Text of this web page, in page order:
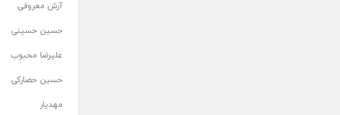
آرش معروفی
حسین حسینی
علیرضا محبوب
حسین حصارکی
مهدیار